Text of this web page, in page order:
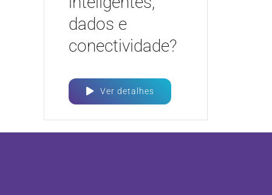
dados e
conectividade?
Ver detalhes